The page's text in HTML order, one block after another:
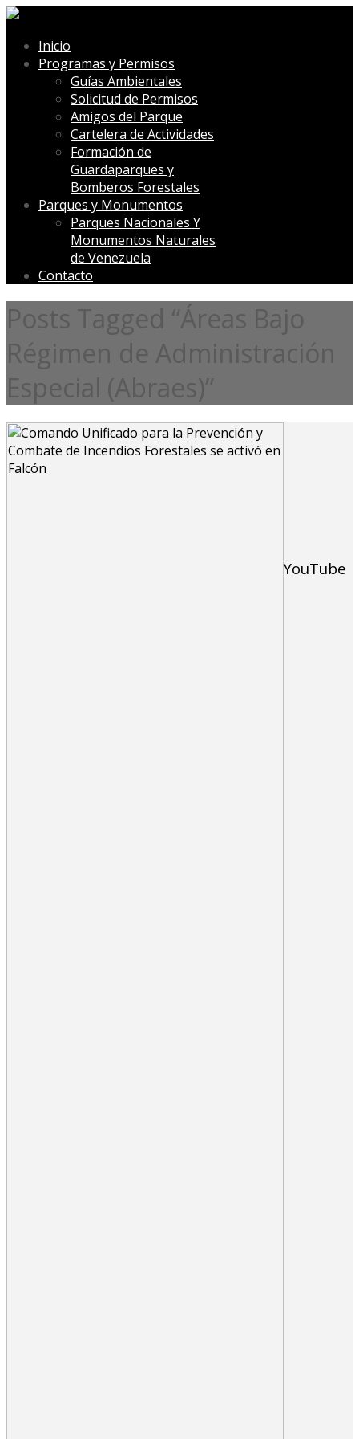
Inicio
Programas y Permisos
Guías Ambientales
Solicitud de Permisos
Amigos del Parque
Cartelera de Actividades
Formación de
Guardaparques y
Bomberos Forestales
Parques y Monumentos
Parques Nacionales Y
Monumentos Naturales
de Venezuela
Contacto
Posts Tagged “Áreas Bajo
Régimen de Administración
Especial (Abraes)”
YouTube